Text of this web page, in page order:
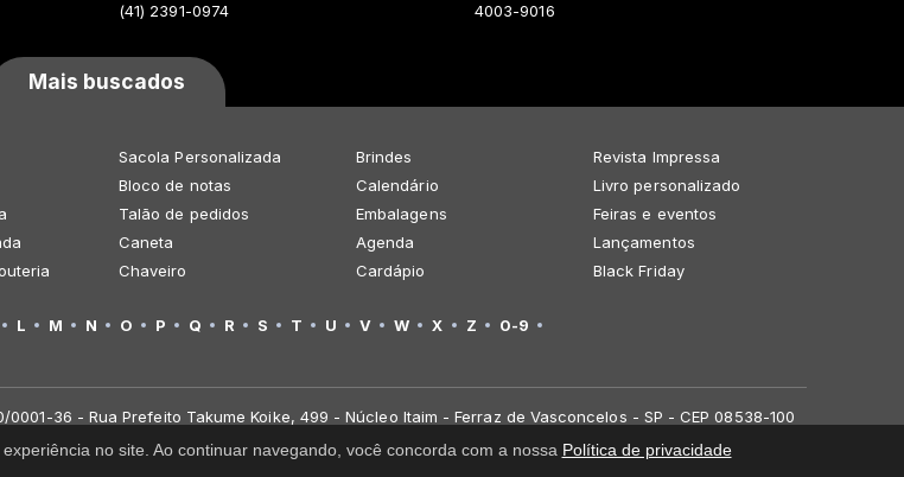
(41) 2391-0974
4003-9016
Mais buscados
Sacola Personalizada
Bloco de notas
Talão de pedidos
Caneta
Chaveiro
Brindes
Calendário
Embalagens
Agenda
Cardápio
Revista Impressa
Livro personalizado
Feiras e eventos
Lançamentos
Black Friday
L M N O P Q R S T U V W X Z 0-9
0001-36 - Rua Prefeito Takume Koike, 499 - Núcleo Itaim - Ferraz de Vasconcelos - SP - CEP 08538-100
no site. Ao continuar navegando, você concorda com a nossa Política de privacidade